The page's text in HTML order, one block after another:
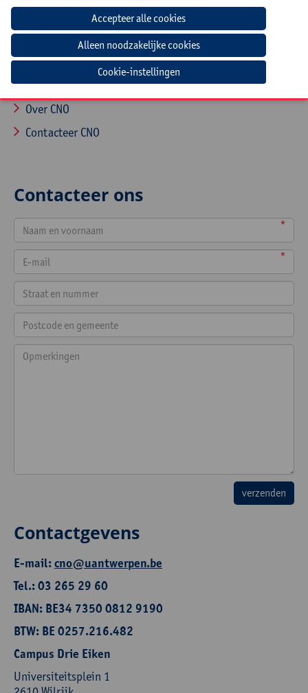
Navigatie
Startpagina
Over CNO
Contacteer CNO
Contacteer ons
*
*
Contactgevens
E-mail:cno@uantwerpen.be
Tel.: 03 265 29 60
IBAN: BE34 7350 0812 9190
BTW: BE 0257.216.482
Campus Drie Eiken
Universiteitsplein 1
Cookie-instellingen